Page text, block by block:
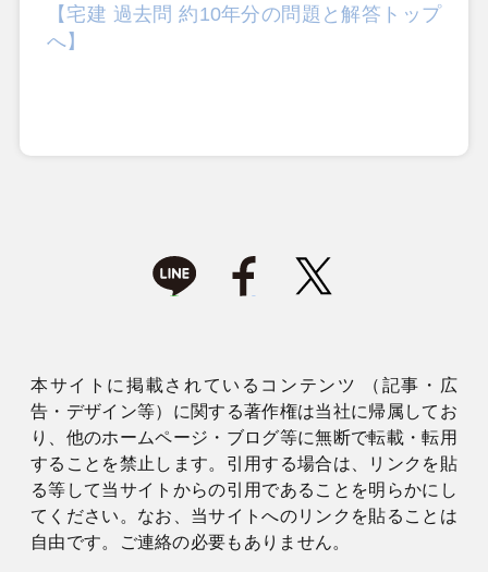
【宅建 過去問 約10年分の問題と解答トップ
へ】
本サイトに掲載されているコンテンツ （記事・広
告・デザイン等）に関する著作権は当社に帰属してお
り、他のホームページ・ブログ等に無断で転載・転用
することを禁止します。引用する場合は、リンクを貼
る等して当サイトからの引用であることを明らかにし
てください。なお、当サイトへのリンクを貼ることは
自由です。ご連絡の必要もありません。